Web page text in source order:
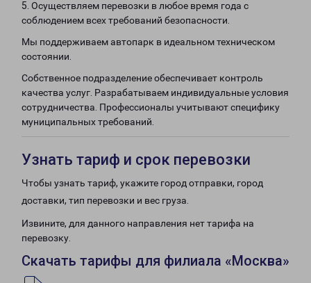
5. Осуществляем перевозки в любое время года с
соблюдением всех требований безопасности.
Мы поддерживаем автопарк в идеальном техническом
состоянии.
Собственное подразделение обеспечивает контроль
качества услуг. Разрабатываем индивидуальные условия
сотрудничества. Профессионалы учитывают специфику
муниципальных требований.
Узнать тариф и срок перевозки
Чтобы узнать тариф, укажите город отправки, город
доставки, тип перевозки и вес груза.
Извините, для данного направления нет тарифа на
перевозку.
Скачать тарифы для филиала «Москва»